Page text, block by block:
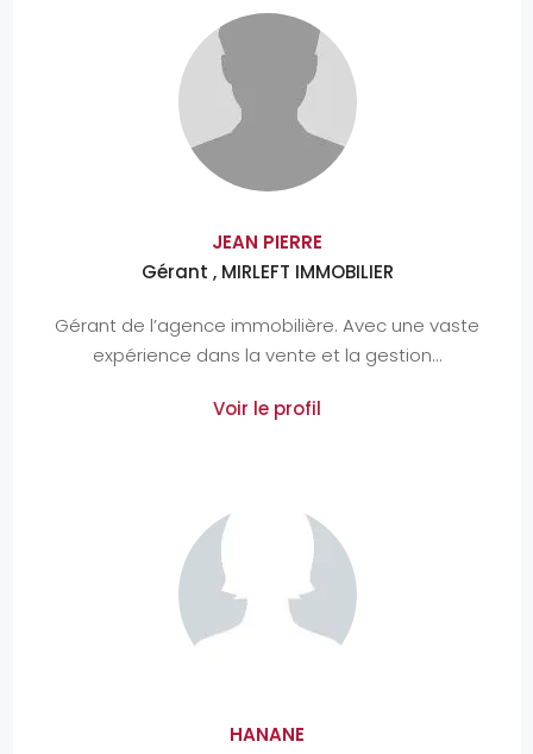
JEAN PIERRE
Gérant , MIRLEFT IMMOBILIER
Gérant de l’agence immobilière. Avec une vaste
expérience dans la vente et la gestion...
Voir le profil
HANANE